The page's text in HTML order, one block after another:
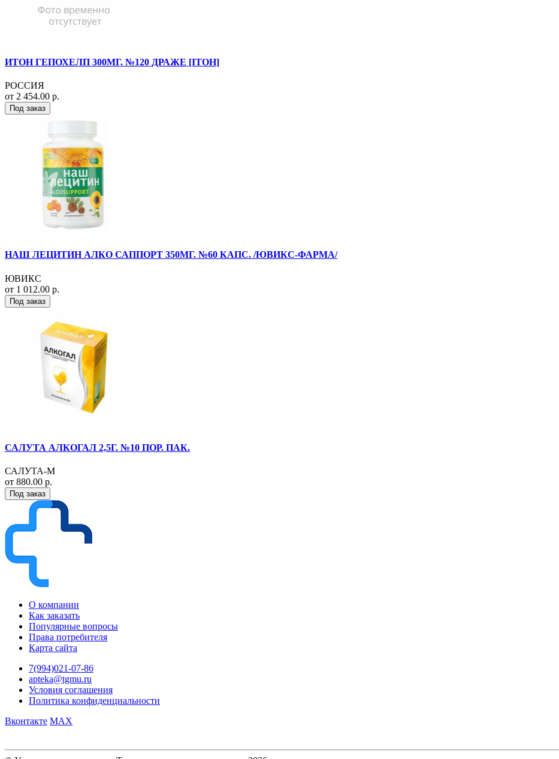
ИТОН ГЕПОХЕЛП 300МГ. №120 ДРАЖЕ [ITOH]
РОССИЯ
от 2 454.00 р.
Под заказ
НАШ ЛЕЦИТИН АЛКО САППОРТ 350МГ. №60 КАПС. /ЮВИКС-ФАРМА/
ЮВИКС
от 1 012.00 р.
Под заказ
САЛУТА АЛКОГАЛ 2,5Г. №10 ПОР. ПАК.
САЛУТА-М
от 880.00 р.
Под заказ
О компании
Как заказать
Популярные вопросы
Права потребителя
Карта сайта
7(994)021-07-86
apteka@tgmu.ru
Условия соглашения
Политика конфиденциальности
Вконтакте MAX